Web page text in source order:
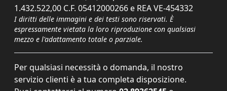
1.432.522,00 C.F. 05412000266 e REA VE-454332
I diritti delle immagini e dei testi sono riservati. È
espressamente vietata la loro riproduzione con qualsiasi
mezzo e l'adattamento totale o parziale.
Per qualsiasi necessità o domanda, il nostro
servizio clienti è a tua completa disposizione.